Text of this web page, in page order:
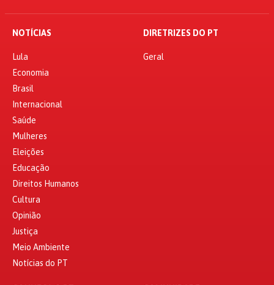
NOTÍCIAS
Lula
Economia
Brasil
Internacional
Saúde
Mulheres
Eleições
Educação
Direitos Humanos
Cultura
Opinião
Justiça
Meio Ambiente
Notícias do PT
DIRETRIZES DO PT
Geral